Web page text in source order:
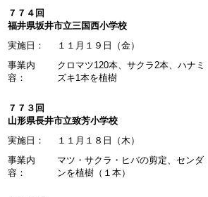
７７４回
福井県坂井市立三国西小学校
実施日：
１１月１９日（金）
事業内
容：
クロマツ120本、サクラ2本、ハナミ
ズキ1本を植樹
７７３回
山形県長井市立致芳小学校
実施日：
１１月１８日（木）
事業内
容：
マツ・サクラ・ヒバの剪定、センダ
ンを植樹（１本）